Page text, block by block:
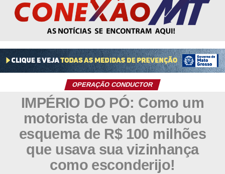
OPERAÇÃO CONDUCTOR
IMPÉRIO DO PÓ: Como um
motorista de van derrubou
esquema de R$ 100 milhões
que usava sua vizinhança
como esconderijo!